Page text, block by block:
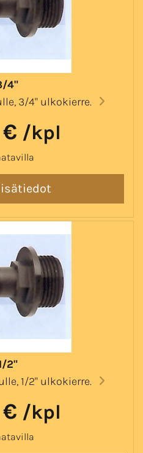
4"
3/4" ulkokierre.
/kpl
2"
1/2" ulkokierre.
/kpl